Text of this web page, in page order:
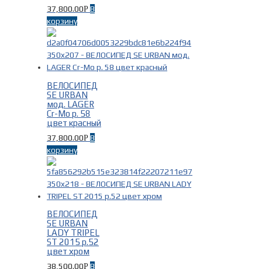
37,800.00Р В
корзину
ВЕЛОСИПЕД
SE URBAN
мод. LAGER
Cr-Mo р. 58
цвет красный
37,800.00Р В
корзину
ВЕЛОСИПЕД
SE URBAN
LADY TRIPEL
ST 2015 р.52
цвет хром
38,500.00Р В